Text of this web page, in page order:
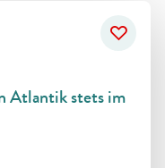
Atlantik stets im